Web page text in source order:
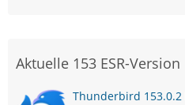
Aktuelle 153 ESR-Version
Thunderbird 153.0.2